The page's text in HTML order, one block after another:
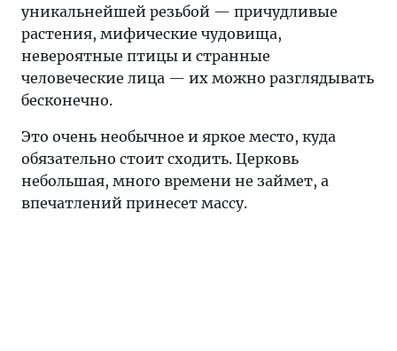
уникальнейшей резьбой — причудливые
растения, мифические чудовища,
невероятные птицы и странные
человеческие лица — их можно разглядывать
бесконечно.
Это очень необычное и яркое место, куда
обязательно стоит сходить. Церковь
небольшая, много времени не займет, а
впечатлений принесет массу.